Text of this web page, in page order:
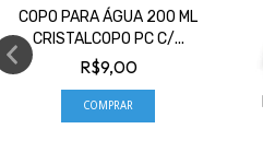
COPO PARA ÁGUA 200 ML
CRISTALCOPO PC C/...
R$9,00